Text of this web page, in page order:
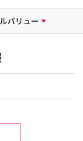
バリュー